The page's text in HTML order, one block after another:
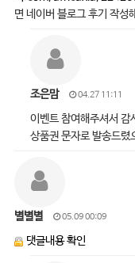
면 네이버 블로그 후기 작성
조은맘 04.27 11:11
이벤트 참여해주셔서 감
상품권 문자로 발송드
별별별 05.09 00:09
댓글내용 확인